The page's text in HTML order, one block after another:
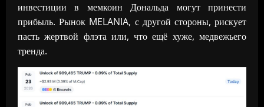
инвестиции в мемкоин Дональда могут принести
прибыль. Рынок MELANIA, с другой стороны, рискует
пасть жертвой флэта или, что ещё хуже, медвежьего
тренда.